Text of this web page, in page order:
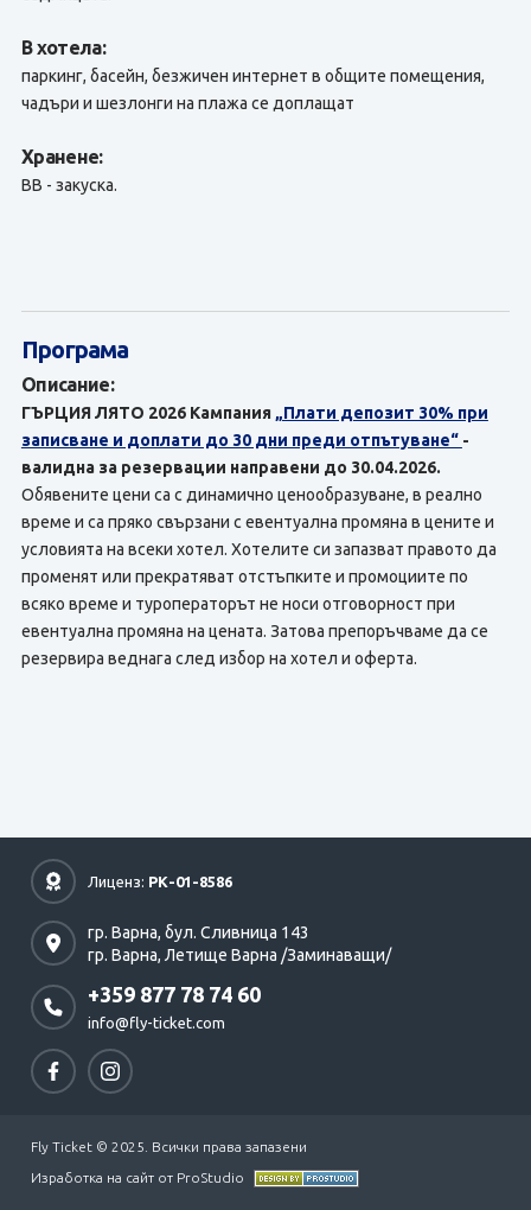
В хотела:
паркинг, басейн, безжичен интернет в общите помещения,
чадъри и шезлонги на плажа се доплащат
Хранене:
BB - закуска.
Програма
Описание:
ГЪРЦИЯ ЛЯТО 2026 Кампания „Плати депозит 30% при
записване и доплати до 30 дни преди отпътуване“ -
валидна за резервации направени до 30.04.2026.
Обявените цени са с динамично ценообразуване, в реално
време и са пряко свързани с евентуална промяна в цените и
условията на всеки хотел. Хотелите си запазват правото да
променят или прекратяват отстъпките и промоциите по
всяко време и туроператорът не носи отговорност при
евентуална промяна на цената. Затова препоръчваме да се
резервира веднага след избор на хотел и оферта.
Лиценз: РК-01-8586
гр. Варна, бул. Сливница 143
гр. Варна, Летище Варна /Заминаващи/
+359 877 78 74 60
info@fly-ticket.com
Fly Ticket © 2025. Всички права запазени
Изработка на сайт от ProStudio